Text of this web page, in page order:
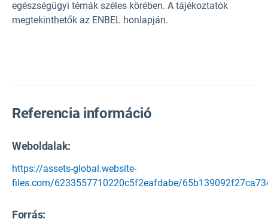
egészségügyi témák széles körében. A tájékoztatók
megtekinthetők az ENBEL honlapján.
Referencia információ
Weboldalak:
https://assets-global.website-
files.com/6233557710220c5f2eafdabe/
Forrás: